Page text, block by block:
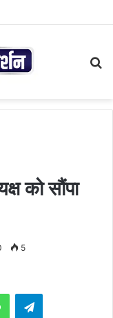
को सौंपा
5
WhatsAppTelegram